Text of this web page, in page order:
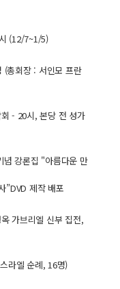
(12/7~1/5)
(총회장 : 서인모 프란
- 20시, 본당 전 성가
념 강론집 "아름다운 만
”DVD 제작 배포
가브리엘 신부 집전,
라엘 순례, 16명)